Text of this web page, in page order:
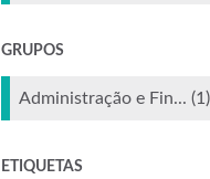
GRUPOS
Administração e Fin... (1)
ETIQUETAS